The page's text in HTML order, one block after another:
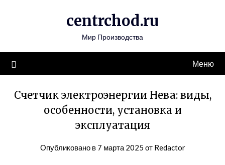
centrchod.ru
Мир Производства
Меню
Счетчик электроэнергии Нева: виды,
особенности, установка и
эксплуатация
Опубликовано в 7 марта 2025 от Redactor